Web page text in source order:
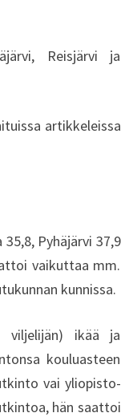
Reisjärvi ja
artikkeleissa
Pyhäjärvi 37,9
vaikuttaa mm.
kunnissa.
viljelijän) ikää ja
kouluasteen
vai yliopisto-
hän saattoi